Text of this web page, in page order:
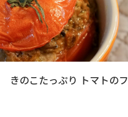
きのこたっぷり トマトのフ